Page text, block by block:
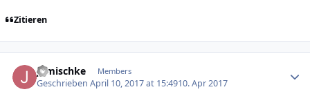
Zitieren
jgmischke Members
GeschriebenApril 10, 2017 at 15:4910. Apr 2017